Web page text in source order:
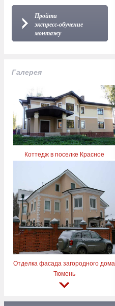
Пройти
экспресс-обучение
монтажу
Галерея
Коттедж в поселке Красное
Отделка фасада загородного дома
Тюмень